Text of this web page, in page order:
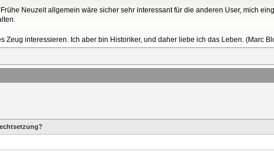
Neuzeit allgemein wäre sicher sehr interessant für die anderen User, mich
Zeug interessieren. Ich aber bin Historiker, und daher liebe ich das Leben. (Marc